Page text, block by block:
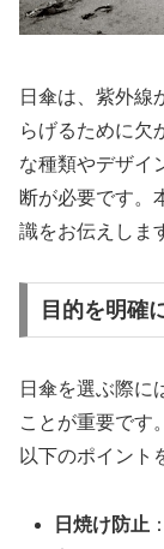
日傘は、紫外線
らげるために欠
な種類やデザイ
断が必要です。
識をお伝えしま
目的を明確
日傘を選ぶ際に
ことが重要です
以下のポイント
日焼け防止